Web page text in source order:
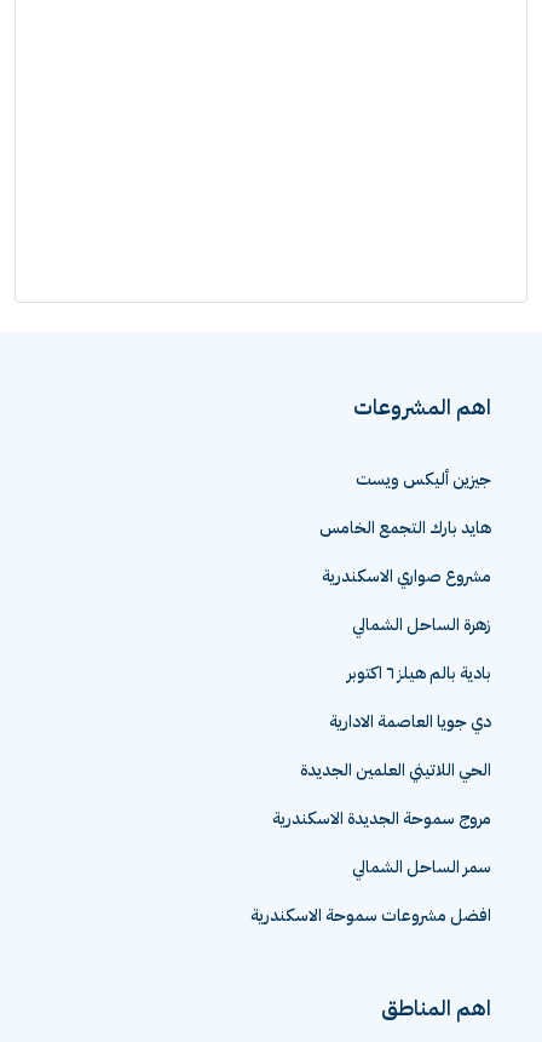
اهم المشروعات
جيزين أليكس ويست
هايد بارك التجمع الخامس
مشروع صواري الاسكندرية
زهرة الساحل الشمالي
بادية بالم هيلز ٦ اكتوبر
دي جويا العاصمة الادارية
الحي اللاتيني العلمين الجديدة
مروج سموحة الجديدة الاسكندرية
سمر الساحل الشمالي
افضل مشروعات سموحة الاسكندرية
اهم المناطق